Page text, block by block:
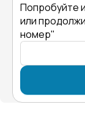
Попробуйте
или
номер"